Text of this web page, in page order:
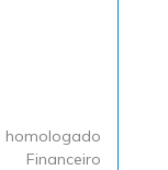
homologado